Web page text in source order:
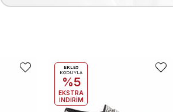
EKLE5
KODUYLA
%5
EKSTRA
İNDİRİM